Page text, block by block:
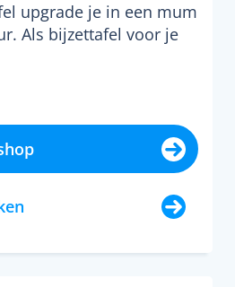
upgrade je in een mum
Als bijzettafel voor je